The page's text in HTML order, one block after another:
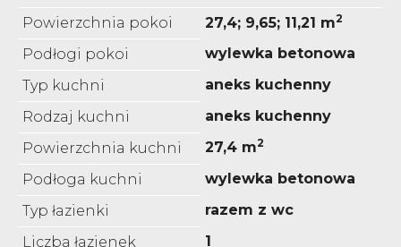
Powierzchnia pokoi 27,4; 9,65; 11,21 m2
Podłogi pokoi
wylewka betonowa
Typ kuchni
aneks kuchenny
Rodzaj kuchni
aneks kuchenny
Powierzchnia kuchni
27,4 m2
Podłoga kuchni
wylewka betonowa
Typ łazienki
razem z wc
Liczba łazienek
1